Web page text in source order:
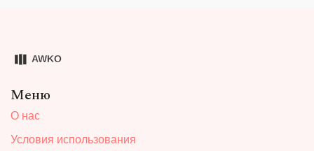
Меню
О нас
Условия использования